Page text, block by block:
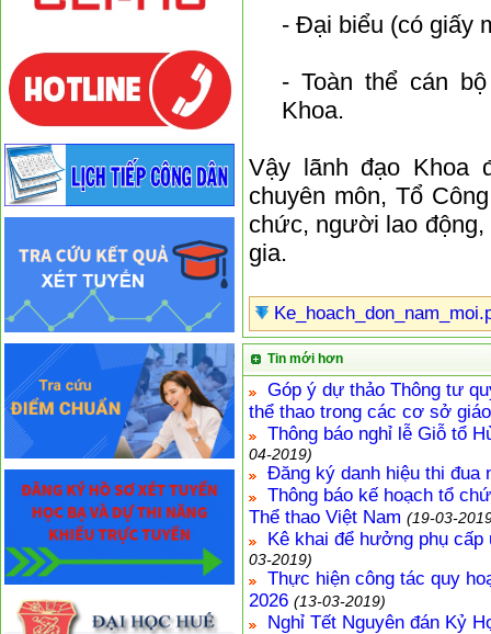
- Đại biểu (có giấy
- Toàn thể cán
Khoa.
Vậy lãnh đạo Khoa
chuyên môn, Tổ
chức, người lao động,
gia.
Tin mới hơn
Góp ý dự thảo Thông tư
thể thao trong các cơ sở
Thông báo nghỉ lễ Giỗ tổ
04-2019)
Đăng ký danh hiệu thi đua
Thông báo kế hoạch tổ
Thể thao Việt Nam (19-03-
Kê khai để hưởng phụ cấp
03-2019)
Thực hiện công tác quy
2026 (13-03-2019)
Nghỉ Tết Nguyên đán Kỷ